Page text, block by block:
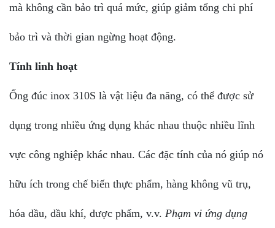
mà không cần bảo trì quá mức, giúp giảm tổng chi phí
bảo trì và thời gian ngừng hoạt động.
Tính linh hoạt
Ống đúc inox 310S là vật liệu đa năng, có thể được sử
dụng trong nhiều ứng dụng khác nhau thuộc nhiều lĩnh
vực công nghiệp khác nhau. Các đặc tính của nó giúp nó
hữu ích trong chế biến thực phẩm, hàng không vũ trụ,
hóa dầu, dầu khí, dược phẩm, v.v. Phạm vi ứng dụng